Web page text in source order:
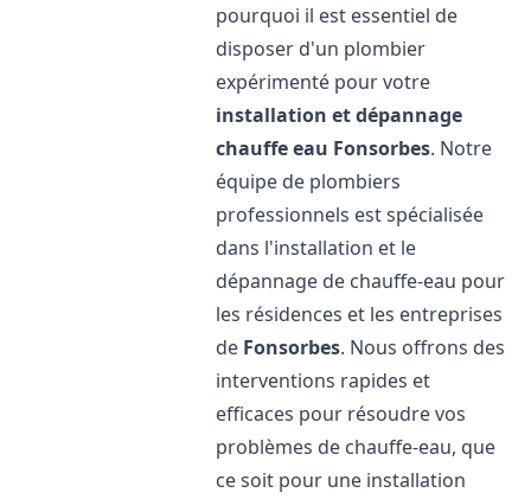
pourquoi il est essentiel de
disposer d'un plombier
expérimenté pour votre
installation et dépannage
chauffe eau Fonsorbes. Notre
équipe de plombiers
professionnels est spécialisée
dans l'installation et le
dépannage de chauffe-eau pour
les résidences et les entreprises
de Fonsorbes. Nous offrons des
interventions rapides et
efficaces pour résoudre vos
problèmes de chauffe-eau, que
ce soit pour une installation